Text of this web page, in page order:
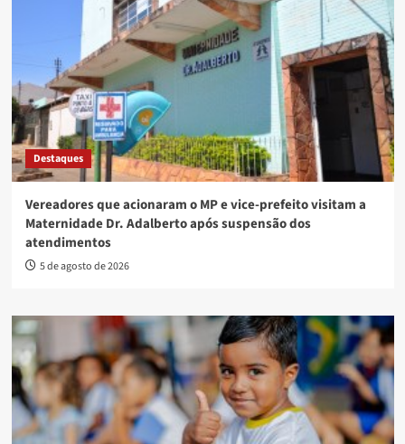
Destaques
Vereadores que acionaram o MP e vice-prefeito visitam a
Maternidade Dr. Adalberto após suspensão dos
atendimentos
5 de agosto de 2026